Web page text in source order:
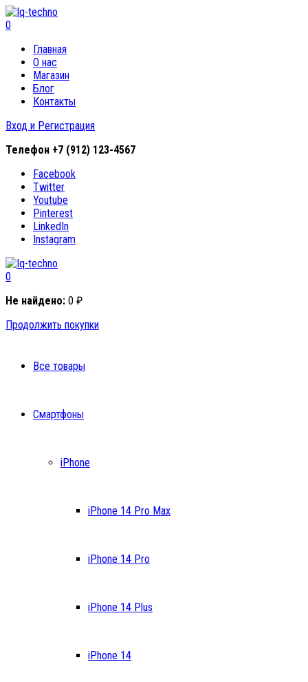
0
Главная
О нас
Магазин
Блог
Контакты
Вход и Регистрация
Телефон +7 (912) 123-4567
Facebook
Twitter
Youtube
Pinterest
LinkedIn
Instagram
0
Не найдено: 0 ₽
Продолжить покупки
Все товары
Смартфоны
iPhone
iPhone 14 Pro Max
iPhone 14 Pro
iPhone 14 Plus
iPhone 14